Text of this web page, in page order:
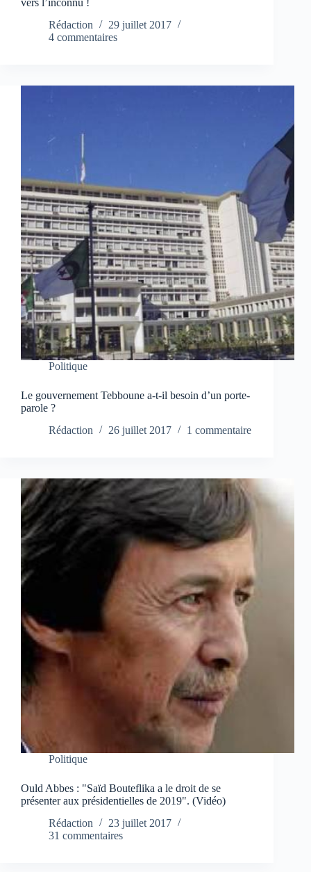
Rédaction
29 juillet 2017
4 commentaires
Politique
Le gouvernement Tebboune a-t-il besoin d’un porte-
parole ?
Rédaction
26 juillet 2017 1 commentaire
Politique
Ould Abbes : "Saïd Bouteflika a le droit de se
présenter aux présidentielles de 2019". (Vidéo)
Rédaction
23 juillet 2017
31 commentaires